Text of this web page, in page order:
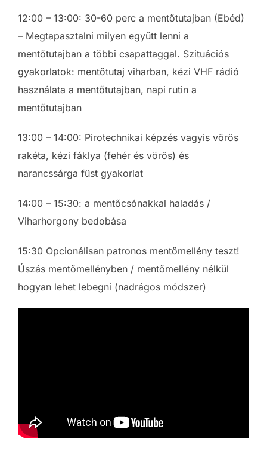
12:00 – 13:00: 30-60 perc a mentőtutajban (Ebéd)
– Megtapasztalni milyen együtt lenni a
mentőtutajban a többi csapattaggal. Szituációs
gyakorlatok: mentőtutaj viharban, kézi VHF rádió
használata a mentőtutajban, napi rutin a
mentőtutajban
13:00 – 14:00: Pirotechnikai képzés vagyis vörös
rakéta, kézi fáklya (fehér és vörös) és
narancssárga füst gyakorlat
14:00 – 15:30: a mentőcsónakkal haladás /
Viharhorgony bedobása
15:30 Opcionálisan patronos mentőmellény teszt!
Úszás mentőmellényben / mentőmellény nélkül
hogyan lehet lebegni (nadrágos módszer)